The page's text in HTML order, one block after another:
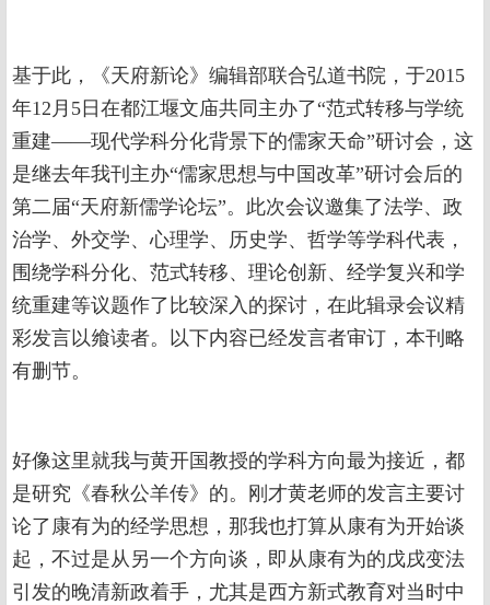
基于此，《天府新论》编辑部联合弘道书院，于2015
年12月5日在都江堰文庙共同主办了“范式转移与学统
重建——现代学科分化背景下的儒家天命”研讨会，这
是继去年我刊主办“儒家思想与中国改革”研讨会后的
第二届“天府新儒学论坛”。此次会议邀集了法学、政
治学、外交学、心理学、历史学、哲学等学科代表，
围绕学科分化、范式转移、理论创新、经学复兴和学
统重建等议题作了比较深入的探讨，在此辑录会议精
彩发言以飨读者。以下内容已经发言者审订，本刊略
有删节。
好像这里就我与黄开国教授的学科方向最为接近，都
是研究《春秋公羊传》的。刚才黄老师的发言主要讨
论了康有为的经学思想，那我也打算从康有为开始谈
起，不过是从另一个方向谈，即从康有为的戊戌变法
引发的晚清新政着手，尤其是西方新式教育对当时中